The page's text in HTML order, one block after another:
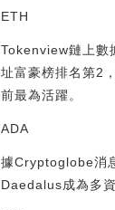
ETH
Tokenview鏈上數
址富豪榜排名第2
前最為活躍。
ADA
據Cryptoglobe消
Daedalus成為多